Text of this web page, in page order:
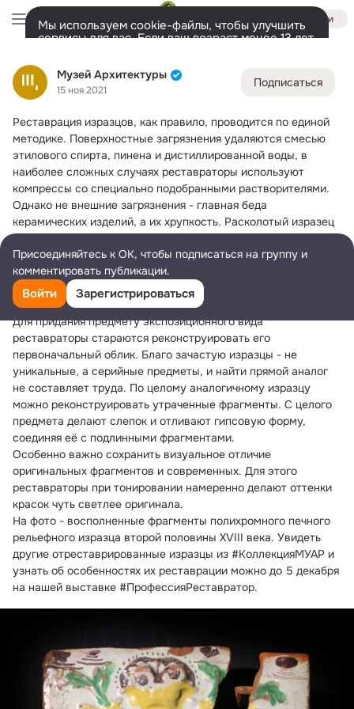
Музей Архитектуры
15 ноя 2021
Подписаться
Реставрация изразцов, как правило, проводится по единой
методике. Поверхностные загрязнения удаляются смесью
этилового спирта, пинена и дистиллированной воды, в
наиболее сложных случаях реставраторы используют
компрессы со специально подобранными растворителями.
Однако не внешние загрязнения - главная беда
керамических изделий, а их хрупкость. Расколотый изразец
реставраторы склеивают специальным реставрационным
рыбьим клеем (который легко удаляется при обильном
увлажнении), а швы и мелкие трещины заливают левкасом.
Но что же делать, если от целого изразца осталось лишь
несколько кусочков?
Для придания предмету экспозиционного вида
реставраторы стараются реконструировать его
первоначальный облик. Благо зачастую изразцы - не
уникальные, а серийные предметы, и найти прямой аналог
не составляет труда. По целому аналогичному изразцу
можно реконструировать утраченные фрагменты. С целого
предмета делают слепок и отливают гипсовую форму,
соединяя её с подлинными фрагментами.
Особенно важно сохранить визуальное отличие
оригинальных фрагментов и современных. Для этого
реставраторы при тонировании намеренно делают оттенки
красок чуть светлее оригинала.
На фото - восполненные фрагменты полихромного печного
рельефного изразца второй половины XVIII века. Увидеть
другие отреставрированные изразцы из #КоллекцияМУАР и
узнать об особенностях их реставрации можно до 5 декабря
на нашей выставке #ПрофессияРеставратор.
Войти
Мы используем cookie-файлы, чтобы улучшить
сервисы для вас. Если ваш возраст менее 13 лет,
представитель.
Разрешить все Настроить
Лента Участники Темы 12K Ещё
Дополнительная
колонка
Всё4 410 Обсуждаемые
Присоединяйтесь к ОК, чтобы подписаться на группу и
комментировать публикации.
Войти Зарегистрироваться